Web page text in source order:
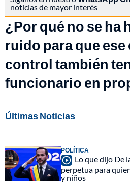
noticias de mayor interés
¿Por qué no se ha
ruido para que ese
control también
funcionario en
Últimas Noticias
POLÍTICA
Lo que dijo De
perpetua para
y niños